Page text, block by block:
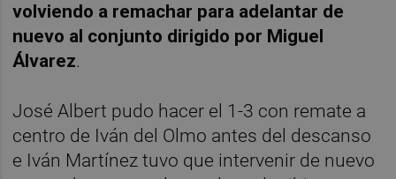
volviendo a remachar para adelantar de
nuevo al conjunto dirigido por Miguel
Álvarez.
José Albert pudo hacer el 1-3 con remate a
centro de Iván del Olmo antes del descanso
e Iván Martínez tuvo que intervenir de nuevo